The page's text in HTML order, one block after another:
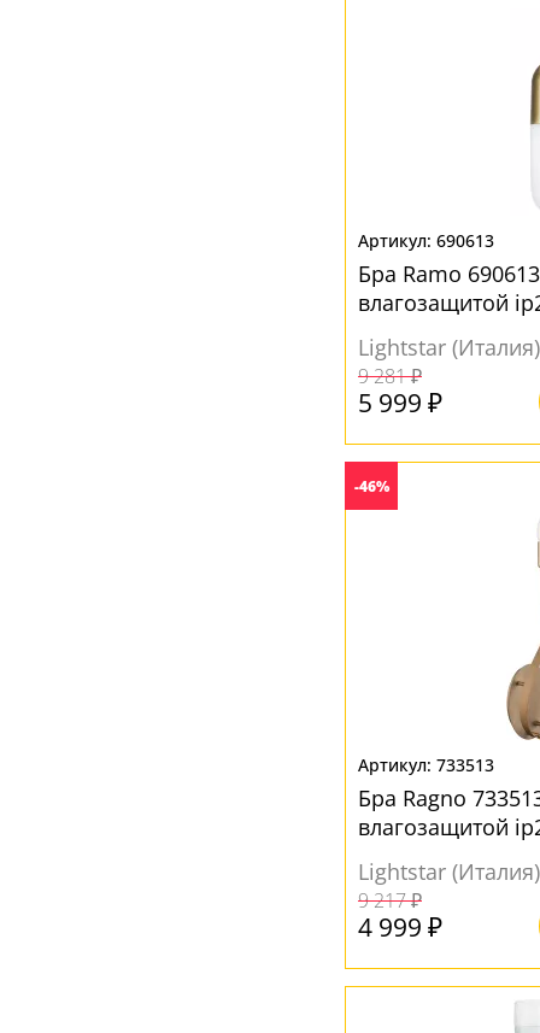
690613
Бра Ramo
влагозащитой
Lightstar (Италия)
9 281 ₽
5 999 ₽
-46%
733513
Бра Ragno
влагозащитой
Lightstar (Италия)
9 217 ₽
4 999 ₽